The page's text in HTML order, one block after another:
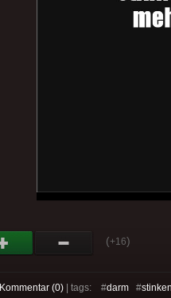
(+16)
Kommentar (0) | tags: #darm #stinken